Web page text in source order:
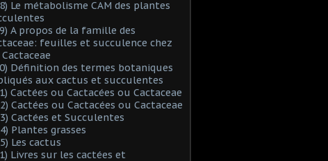
Le métabolisme CAM des plantes
A propos de la famille des
feuilles et succulence chez
Définition des termes botaniques
aux cactus et succulentes
Cactées ou Cactacées ou Cactaceae
Cactées ou Cactacées ou Cactaceae
Cactées et Succulentes
Plantes grasses
Les cactus
Livres sur les cactées et